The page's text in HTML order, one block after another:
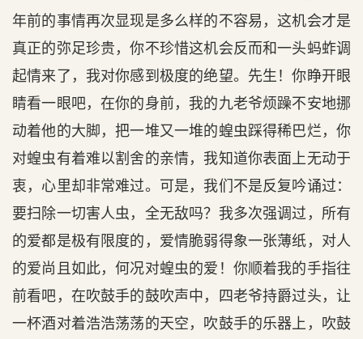
年前的事情再次显现是多么样的不容易，这机会才是
真正的弥足珍贵，你不珍惜这机会反而和一头蚂蚱调
起情来了，我对你感到极度的绝望。先生！你睁开眼
睛看一眼吧，在你的身前，我的九老爷烦躁不安地挪
动着他的大脚，把一堆又一堆的蝗虫踩得稀巴烂，你
对蝗虫有着难以割舍的亲情，我知道你表面上无动于
衷，心里却非常难过。可是，我们不是反复吟诵过：
要扫除一切害人虫，全无敌吗？我多次强调过，所有
的爱都是极有限度的，爱情脆弱得象一张薄纸，对人
的爱尚且如此，何况对蝗虫的爱！你顺着我的手指往
前看吧，在吹鼓手的鼓吹声中，四老爷持爵过头，让
一杯酒对着浩浩荡荡的天空，吹鼓手的乐器上，吹鼓